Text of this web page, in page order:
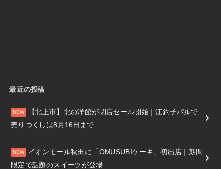
最近の投稿
【北上市】北の洋館が閉店セール開始｜江釣子パルで
売りつくしは8月16日まで
イオンモール秋田に「OMUSUBIケーキ」初出店｜期間
限定で話題のスイーツが登場